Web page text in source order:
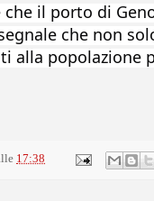
il porto di
che non
alla popolazione
17:38